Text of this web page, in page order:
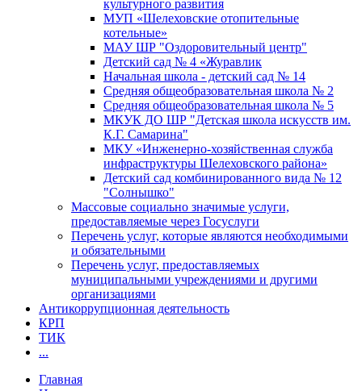
культурного развития
МУП «Шелеховские отопительные
котельные»
МАУ ШР "Оздоровительный центр"
Детский сад № 4 «Журавлик
Начальная школа - детский сад № 14
Средняя общеобразовательная школа № 2
Средняя общеобразовательная школа № 5
МКУК ДО ШР "Детская школа искусств им.
К.Г. Самарина"
МКУ «Инженерно-хозяйственная служба
инфраструктуры Шелеховского района»
Детский сад комбинированного вида № 12
"Солнышко"
Массовые социально значимые услуги,
предоставляемые через Госуслуги
Перечень услуг, которые являются необходимыми
и обязательными
Перечень услуг, предоставляемых
муниципальными учреждениями и другими
организациями
Антикоррупционная деятельность
КРП
ТИК
...
Главная